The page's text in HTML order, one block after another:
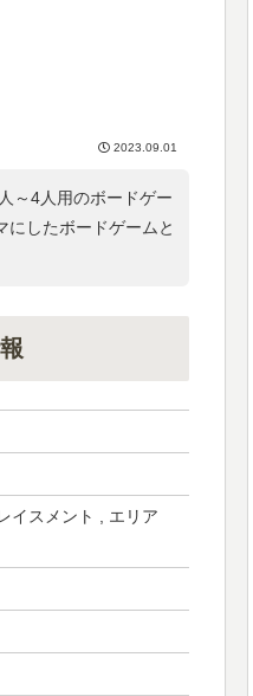
2023.09.01
～4人用のボードゲー
にしたボードゲームと
イスメント , エリア